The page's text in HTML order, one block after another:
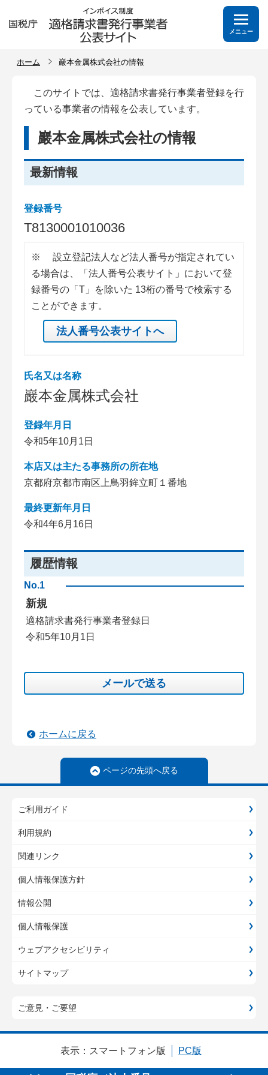
メニュー
ホーム 巖本金属株式会社の情報
このサイトでは、適格請求書発行事業者登録を行
っている事業者の情報を公表しています。
巖本金属株式会社の情報
最新情報
登録番号
T8130001010036
※
設立登記法人など法人番号が指定されてい
る場合は、「法人番号公表サイト」において登
録番号の「T」を除いた 13桁の番号で検索する
ことができます。
法人番号公表サイトへ
氏名又は名称
巖本金属株式会社
登録年月日
令和5年10月1日
本店又は主たる事務所の所在地
京都府京都市南区上鳥羽鉾立町１番地
最終更新年月日
令和4年6月16日
履歴情報
No.1
新規
適格請求書発行事業者登録日
令和5年10月1日
メールで送る
ホームに戻る
ページの先頭へ戻る
ご利用ガイド
利用規約
関連リンク
個人情報保護方針
情報公開
個人情報保護
ウェブアクセシビリティ
サイトマップ
ご意見・ご要望
表示： スマートフォン版 PC版